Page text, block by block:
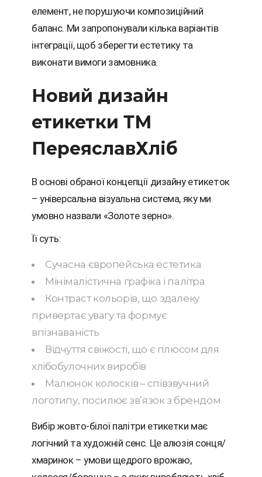
елемент, не порушуючи композиційний
баланс. Ми запропонували кілька варіантів
інтеграції, щоб зберегти естетику та
виконати вимоги замовника.
Новий дизайн
етикетки ТМ
ПереяславХліб
В основі обраної концепції дизайну етикеток
– універсальна візуальна система, яку ми
умовно назвали «Золоте зерно».
Її суть:
Сучасна європейська естетика
Мінімалістична графіка і палітра
Контраст кольорів, що здалеку
привертає увагу та формує
впізнаваність
Відчуття свіжості, що є плюсом для
хлібобулочних виробів
Малюнок колосків – співзвучний
логотипу, посилює звʼязок з брендом
Вибір жовто-білої палітри етикетки має
логічний та художній сенс. Це алюзія сонця/
хмаринок – умови щедрого врожаю,